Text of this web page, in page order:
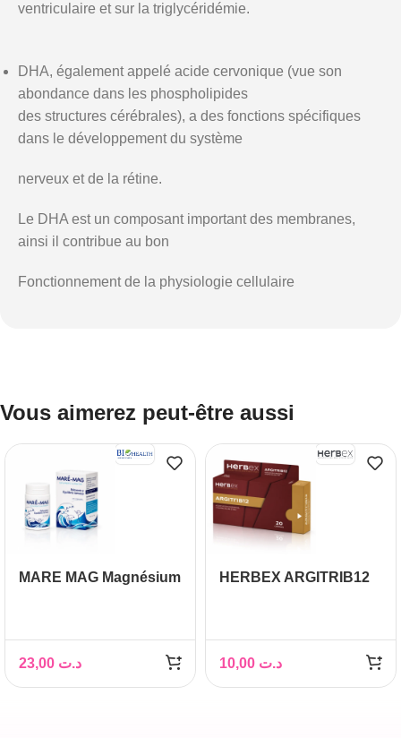
ventriculaire et sur la triglycéridémie.
DHA, également appelé acide cervonique (vue son
abondance dans les phospholipides
des structures cérébrales), a des fonctions spécifiques
dans le développement du système
nerveux et de la rétine.
Le DHA est un composant important des membranes,
ainsi il contribue au bon
Fonctionnement de la physiologie cellulaire
Vous aimerez peut-être aussi
MARE MAG Magnésium
د.ت
HERBEX ARGITRIB12
د.ت